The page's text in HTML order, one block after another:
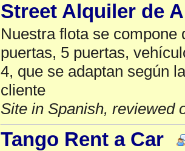
Street Alquiler de
Nuestra flota se compone
puertas, 5 puertas,
4, que se adaptan según
cliente
Site in Spanish, reviewed
Tango Rent a Car